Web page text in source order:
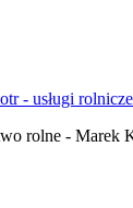
- usługi rolnicze
rolne - Marek